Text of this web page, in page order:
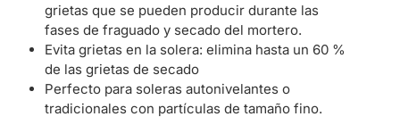
grietas que se pueden producir durante las
fases de fraguado y secado del mortero.
Evita grietas en la solera: elimina hasta un 60 %
de las grietas de secado
Perfecto para soleras autonivelantes o
tradicionales con partículas de tamaño fino.